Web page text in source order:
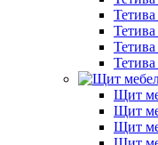
Тетива
Тетива
Щит
Щит
Щит